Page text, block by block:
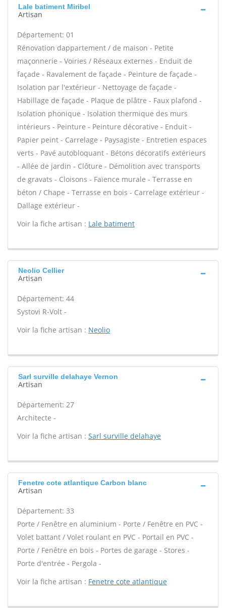
Lale batiment Miribel
Artisan
Département: 01
Rénovation dappartement / de maison - Petite
maçonnerie - Voiries / Réseaux externes - Enduit de
façade - Ravalement de façade - Peinture de façade -
Isolation par l'extérieur - Nettoyage de façade -
Habillage de façade - Plaque de plâtre - Faux plafond -
Isolation phonique - Isolation thermique des murs
intérieurs - Peinture - Peinture décorative - Enduit -
Papier peint - Carrelage - Paysagiste - Entretien espaces
verts - Pavé autobloquant - Bétons décoratifs extérieurs
- Allée de jardin - Clôture - Démolition avec transports
de gravats - Cloisons - Faïence murale - Terrasse en
béton / Chape - Terrasse en bois - Carrelage extérieur -
Dallage extérieur -
Voir la fiche artisan : Lale batiment
Neolio Cellier
Artisan
Département: 44
Systovi R-Volt -
Voir la fiche artisan : Neolio
Sarl surville delahaye Vernon
Artisan
Département: 27
Architecte -
Voir la fiche artisan : Sarl surville delahaye
Fenetre cote atlantique Carbon blanc
Artisan
Département: 33
Porte / Fenêtre en aluminium - Porte / Fenêtre en PVC -
Volet battant / Volet roulant en PVC - Portail en PVC -
Porte / Fenêtre en bois - Portes de garage - Stores -
Porte d'entrée - Pergola -
Voir la fiche artisan : Fenetre cote atlantique